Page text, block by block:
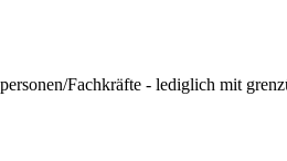
Fachkräfte - lediglich mit